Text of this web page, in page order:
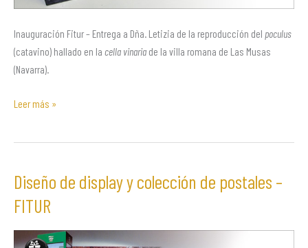
Inauguración Fitur – Entrega a Dña. Letizia de la reproducción del poculus
(catavino) hallado en la cella vinaria de la villa romana de Las Musas
(Navarra).
Leer más »
Diseño de display y colección de postales –
FITUR
Diseño
display
y